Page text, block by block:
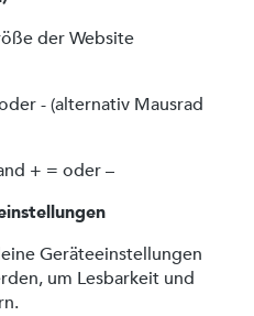
der Website
- (alternativ Mausrad
+ = oder –
Geräteeinstellungen
um Lesbarkeit und